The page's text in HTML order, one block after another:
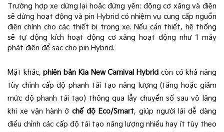
Trường hợp xe dừng lại hoặc đứng yên: động cơ xăng và điện
sẽ dừng hoạt động và pin Hybrid có nhiệm vụ cung cấp nguồn
điện chính cho các thiết bị trong xe. Nếu cần thiết, hệ thống
sẽ tự động kích hoạt động cơ xăng hoạt động như 1 máy
phát điện để sạc cho pin Hybrid.
Mặt khác,phiên bản Kia New Carnival Hybrid còn có khả năng
tùy chỉnh cấp độ phanh tái tạo năng lượng (tăng hoặc giảm
mức độ phanh tái tạo) thông qua lẫy chuyển số sau vô lăng
khi xe vận hành ởchế độ Eco/Smart, giúp người lái dễ dàng
điều chỉnh các cấp độ tái tạo năng lượng nhiều hay ít tùy theo